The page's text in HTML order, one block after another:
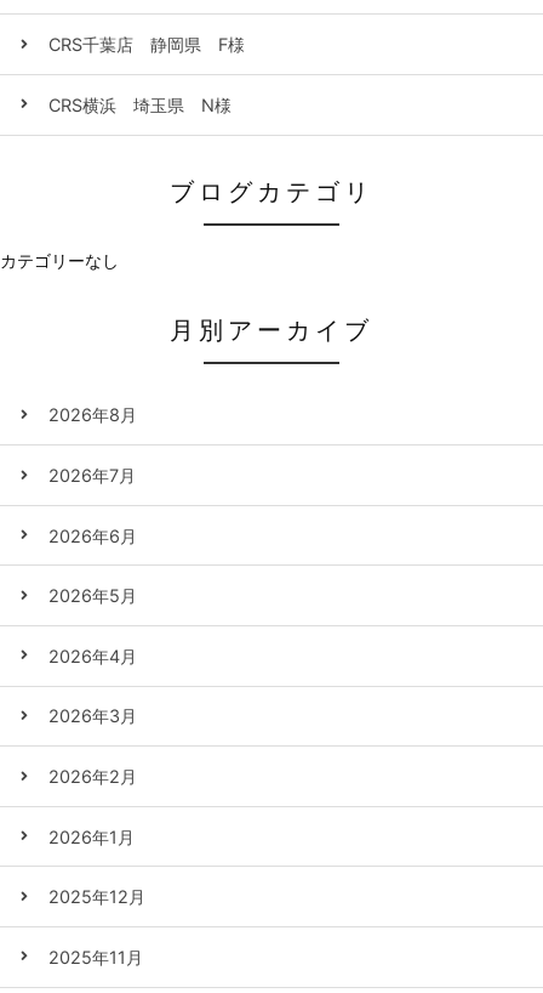
CRS千葉店 静岡県 F様
CRS横浜 埼玉県 N様
ブログカテゴリ
カテゴリーなし
月別アーカイブ
2026年8月
2026年7月
2026年6月
2026年5月
2026年4月
2026年3月
2026年2月
2026年1月
2025年12月
2025年11月